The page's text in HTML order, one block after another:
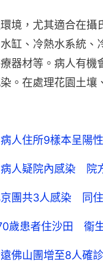
境，尤其適合在
缸、冷熱水系統、
器材等。病人有機
。在處理花園土壤
人住所9樣本呈陽
人疑院內感染 院
團共3人感染 同
歲患者住沙田 衞
佛山團增至8人確